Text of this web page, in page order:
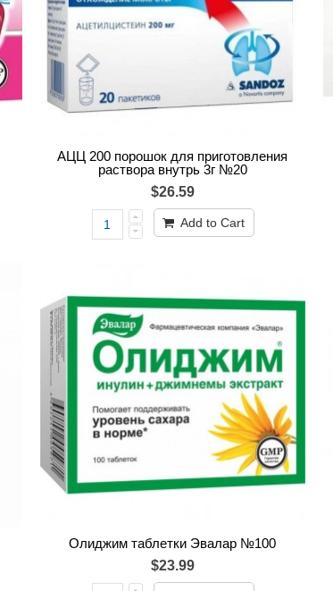
АЦЦ 200 порошок для приготовления
раствора внутрь 3г №20
$26.59
Add to Cart
Олиджим таблетки Эвалар №100
$23.99